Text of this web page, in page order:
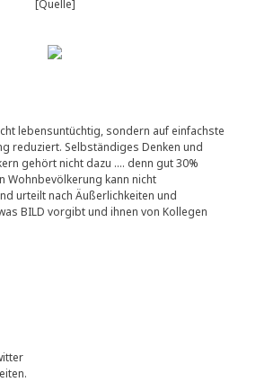
[Quelle]
lebensuntüchtig, sondern auf einfachste
reduziert. Selbständiges Denken und
gehört nicht dazu …. denn gut 30%
Wohnbevölkerung kann nicht
urteilt nach Äußerlichkeiten und
BILD vorgibt und ihnen von Kollegen